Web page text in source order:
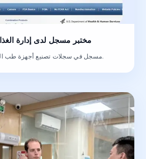
مختبر مسجل لدى إدارة
مسجل في سجلات تصنيع أجهزة طب الأسنان وإدراجها.